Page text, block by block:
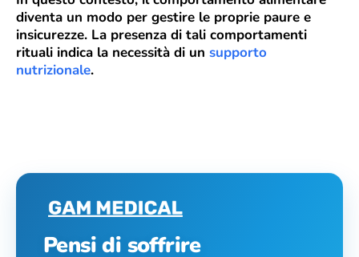
diventa un modo per gestire le proprie paure e
insicurezze. La presenza di tali comportamenti
rituali indica la necessità di un supporto
nutrizionale.
Pensi di soffrire